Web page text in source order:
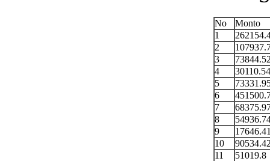
No
Monto
1
2
3
4
30110.54
5
6
7
8
9
10
11
51019.8